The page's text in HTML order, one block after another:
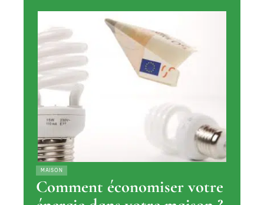
MAISON
Comment économiser votre